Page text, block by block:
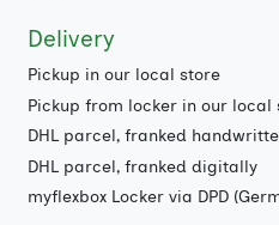
Delivery
Pickup in our local store
Pickup from locker in our local
DHL parcel, franked
DHL parcel, franked digitally
myflexbox Locker via DPD